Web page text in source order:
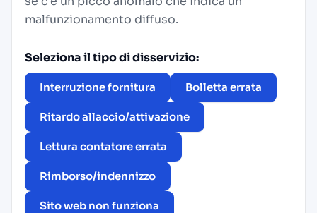
malfunzionamento diffuso.
Seleziona il tipo di disservizio:
Interruzione fornitura Bolletta errata
Ritardo allaccio/attivazione
Lettura contatore errata
Rimborso/indennizzo
Sito web non funziona